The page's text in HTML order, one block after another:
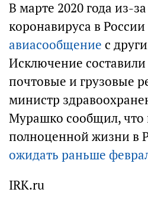
В марте 2020 года из-
коронавируса в России
авиасообщение с
Исключение
почтовые и грузовые
министр
Мурашко сообщил, что
полноценной жизни в
ожидать раньше
IRK.ru